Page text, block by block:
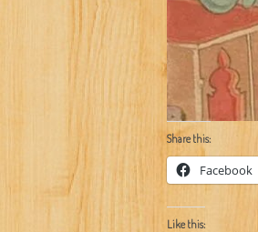
Share this:
Facebook
Like this: